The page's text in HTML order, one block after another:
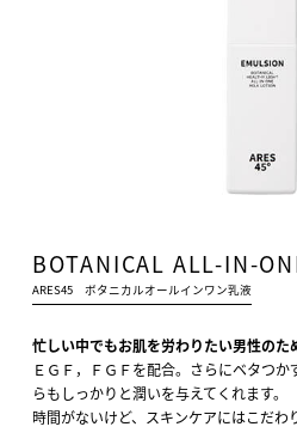
BOTANICAL ALL-IN-
ARES45 ボタニカルオールインワン乳液
忙しい中でもお肌を労わりたい男性のた
ＥＧＦ，ＦＧＦを配合。さらにベタつか
らもしっかりと潤いを与えてくれます。
時間がないけど、スキンケアにはこだわ